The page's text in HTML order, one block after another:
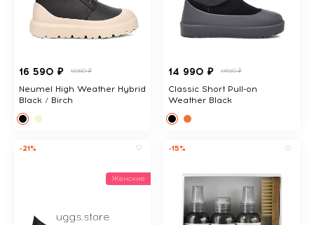
16 590 ₽ 18380 ₽
Neumel High Weather Hybrid
Black / Birch
14 990 ₽ 17650 ₽
Classic Short Pull-on
Weather Black
Женские
-21% -15%